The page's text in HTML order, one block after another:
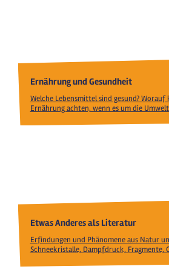
Ernährung und Gesundheit
Welche Lebensmittel sind gesund?
Ernährung achten, wenn es um die
Etwas Anderes als Literatur
Erfindungen und Phänomene aus Natur
Schneekristalle, Dampfdruck, Fragmente,